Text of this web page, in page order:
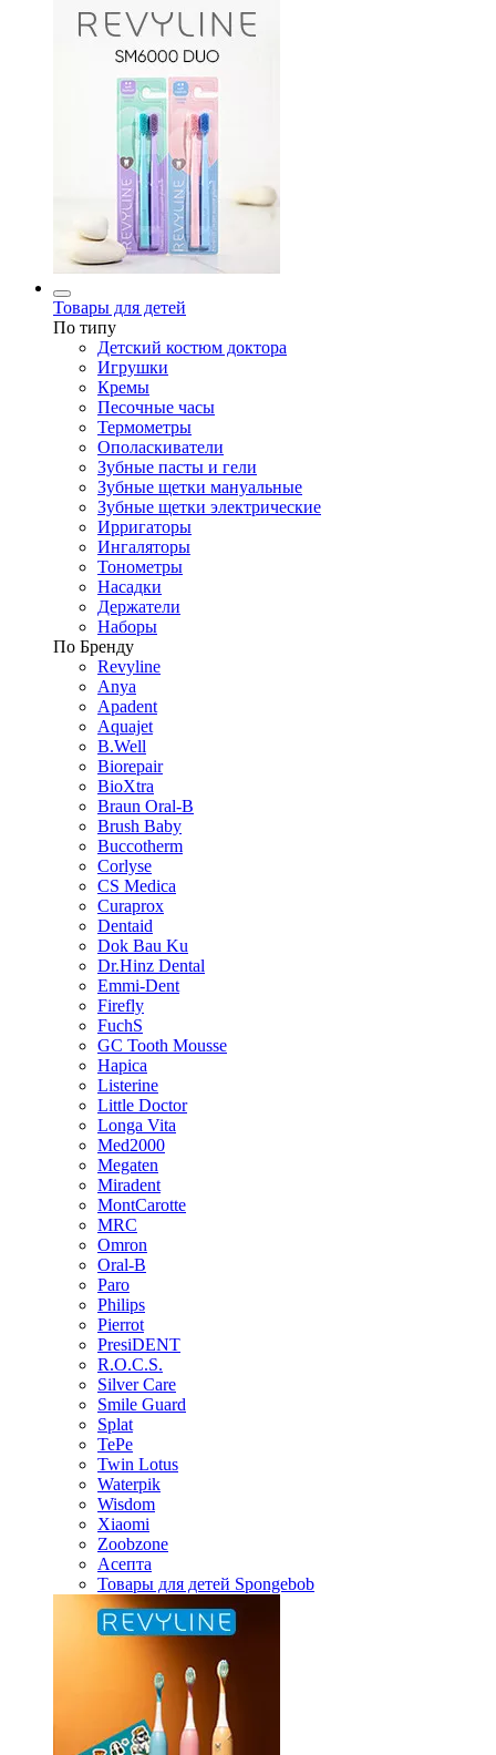
Товары для детей
По типу
Детский костюм доктора
Игрушки
Кремы
Песочные часы
Термометры
Ополаскиватели
Зубные пасты и гели
Зубные щетки мануальные
Зубные щетки электрические
Ирригаторы
Ингаляторы
Тонометры
Насадки
Держатели
Наборы
По Бренду
Revyline
Anya
Apadent
Aquajet
B.Well
Biorepair
BioXtra
Braun Oral-B
Brush Baby
Buccotherm
Corlyse
CS Medica
Curaprox
Dentaid
Dok Bau Ku
Dr.Hinz Dental
Emmi-Dent
Firefly
FuchS
GC Tooth Mousse
Hapica
Listerine
Little Doctor
Longa Vita
Med2000
Megaten
Miradent
MontCarotte
MRC
Omron
Oral-B
Paro
Philips
Pierrot
PresiDENT
R.O.C.S.
Silver Care
Smile Guard
Splat
TePe
Twin Lotus
Waterpik
Wisdom
Xiaomi
Zoobzone
Асепта
Товары для детей Spongebob